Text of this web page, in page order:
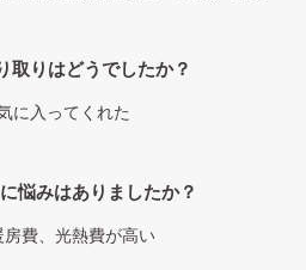
取りはどうでしたか？
に入ってくれた
悩みはありましたか？
費、光熱費が高い